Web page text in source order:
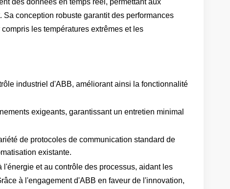
conception robuste garantit des performances
les températures extrêmes et les
industriel d'ABB, améliorant ainsi la fonctionnalité
exigeants, garantissant un entretien minimal
de protocoles de communication standard de
existante.
et au contrôle des processus, aidant les
à l'engagement d'ABB en faveur de l'innovation,